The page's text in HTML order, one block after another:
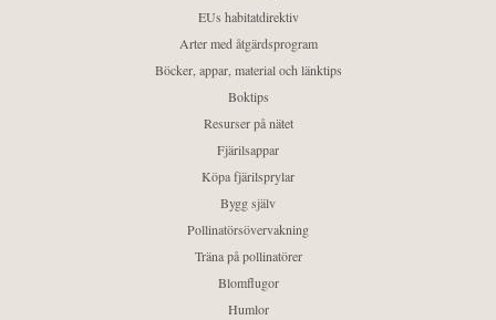
EUs habitatdirektiv
Arter med åtgärdsprogram
Böcker, appar, material och länktips
Boktips
Resurser på nätet
Fjärilsappar
Köpa fjärilsprylar
Bygg själv
Pollinatörsövervakning
Träna på pollinatörer
Blomflugor
Humlor